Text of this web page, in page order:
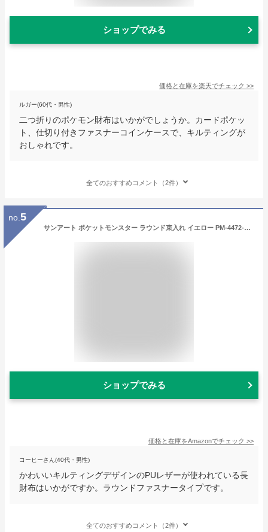
ショップでみる
価格と在庫を楽天でチェック >>
ルガー(60代・男性)
二つ折りのポケモン財布はいかがでしょうか。カードポケッ
ト、仕切り付きファスナーコインケースで、キルティングが
おしゃれです。
全てのおすすめコメント（2件）
no. 5
サンアート ポケットモンスター ラウンド束入れ イエロー PM-4472-YEL
ショップでみる
価格と在庫をAmazonでチェック >>
コーヒーさん(40代・男性)
かわいいキルティングデザインのPUレザーが使われている長
財布はいかがですか。ラウンドファスナータイプです。
全てのおすすめコメント（2件）